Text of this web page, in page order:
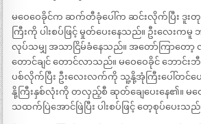
မဝေဝေခိုင်က ဆက်တီခုံပေါ်က ဆင်းလိုက်ပြီး ဒူး
ကြီးကို ပါးစပ်ဖြင့် မှုတ်ပေးနေသည်။ ဦးလေးကမူ
လုပ်သမျှ အသာငြိမ်ခံနေသည်။ အတော်ကြာတော့
တောင်ချင် တောင်လာသည်။ မဝေဝေခိုင် ဘောင်း
ပစ်လိုက်ပြီး ဦးလေးလက်ကို သူ့နို့အုံကြီးပေါ်တင်
နို့ကြီးနှစ်လုံးကို တလှည့်စီ ဆုတ်ချေပေးနေ၏။ မဝ
သထက်ပြဲအောင်ဖြဲပြီး ပါးစပ်ဖြင့် တေ့စုပ်ပေးသည်